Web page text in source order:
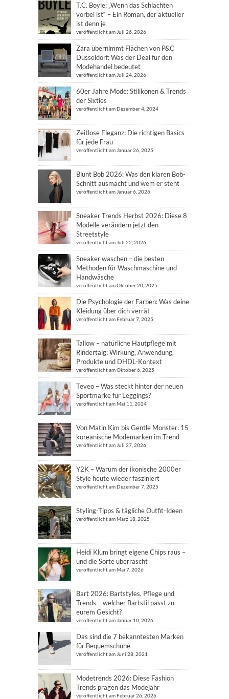
T.C. Boyle: „Wenn das Schlachten
vorbei ist“ – Ein Roman, der aktueller
ist denn je
veröffentlicht am Juli 26, 2026
Zara übernimmt Flächen von P&C
Düsseldorf: Was der Deal für den
Modehandel bedeutet
veröffentlicht am Juli 24, 2026
60er Jahre Mode: Stilikonen & Trends
der Sixties
veröffentlicht am Dezember 4, 2024
Zeitlose Eleganz: Die richtigen Basics
für jede Frau
veröffentlicht am Januar 26, 2025
Blunt Bob 2026: Was den klaren Bob-
Schnitt ausmacht und wem er steht
veröffentlicht am Januar 6, 2026
Sneaker Trends Herbst 2026: Diese 8
Modelle verändern jetzt den
Streetstyle
veröffentlicht am Juli 22, 2026
Sneaker waschen – die besten
Methoden für Waschmaschine und
Handwäsche
veröffentlicht am Oktober 20, 2025
Die Psychologie der Farben: Was deine
Kleidung über dich verrät
veröffentlicht am Februar 7, 2025
Tallow – natürliche Hautpflege mit
Rindertalg: Wirkung, Anwendung,
Produkte und DHDL-Kontext
veröffentlicht am Oktober 6, 2025
Teveo – Was steckt hinter der neuen
Sportmarke für Leggings?
veröffentlicht am Mai 11, 2024
Von Matin Kim bis Gentle Monster: 15
koreanische Modemarken im Trend
veröffentlicht am Juli 27, 2026
Y2K – Warum der ikonische 2000er
Style heute wieder fasziniert
veröffentlicht am Dezember 7, 2025
Styling-Tipps & tägliche Outfit-Ideen
veröffentlicht am März 18, 2025
Heidi Klum bringt eigene Chips raus –
und die Sorte überrascht
veröffentlicht am Mai 7, 2026
Bart 2026: Bartstyles, Pflege und
Trends – welcher Bartstil passt zu
eurem Gesicht?
veröffentlicht am Januar 10, 2026
Das sind die 7 bekanntesten Marken
für Bequemschuhe
veröffentlicht am Juni 28, 2021
Modetrends 2026: Diese Fashion
Trends prägen das Modejahr
veröffentlicht am Februar 26, 2026